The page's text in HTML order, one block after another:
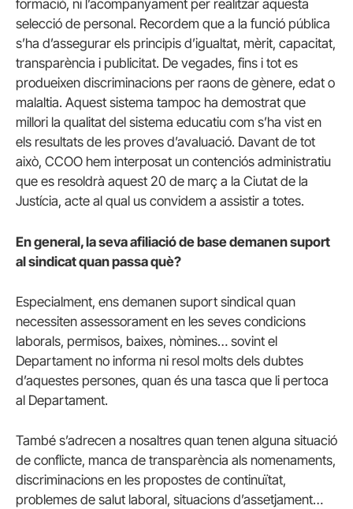
formació, ni l’acompanyament per realitzar aquesta
selecció de personal. Recordem que a la funció pública
s’ha d’assegurar els principis d’igualtat, mèrit, capacitat,
transparència i publicitat. De vegades, fins i tot es
produeixen discriminacions per raons de gènere, edat o
malaltia. Aquest sistema tampoc ha demostrat que
millori la qualitat del sistema educatiu com s’ha vist en
els resultats de les proves d’avaluació. Davant de tot
això, CCOO hem interposat un contenciós administratiu
que es resoldrà aquest 20 de març a la Ciutat de la
Justícia, acte al qual us convidem a assistir a totes.
En general, la seva afiliació de base demanen suport
al sindicat quan passa què?
Especialment, ens demanen suport sindical quan
necessiten assessorament en les seves condicions
laborals, permisos, baixes, nòmines… sovint el
Departament no informa ni resol molts dels dubtes
d’aquestes persones, quan és una tasca que li pertoca
al Departament.
També s’adrecen a nosaltres quan tenen alguna situació
de conflicte, manca de transparència als nomenaments,
discriminacions en les propostes de continuïtat,
problemes de salut laboral, situacions d’assetjament…